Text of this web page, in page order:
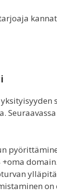
+oma
on